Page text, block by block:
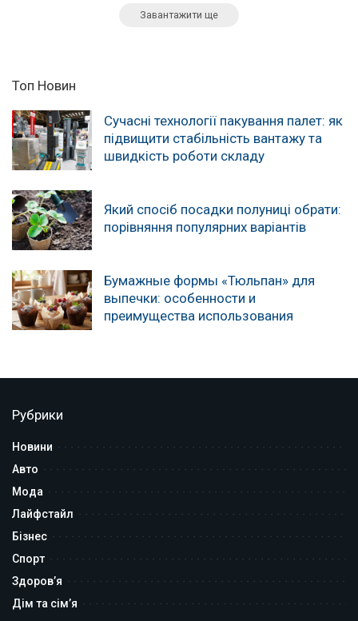
Завантажити ще
Топ Новин
Сучасні технології пакування палет: як
підвищити стабільність вантажу та
швидкість роботи складу
Який спосіб посадки полуниці обрати:
порівняння популярних варіантів
Бумажные формы «Тюльпан» для
выпечки: особенности и
преимущества использования
Рубрики
Новини
Авто
Мода
Лайфстайл
Бізнес
Спорт
Здоров’я
Дім та сім’я